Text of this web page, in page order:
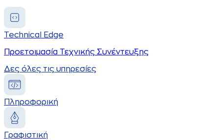
Technical Edge
Προετοιμασία Τεχνικής Συνέντευξης
Δες όλες τις υπηρεσίες
Πληροφορική
Γραφιστική